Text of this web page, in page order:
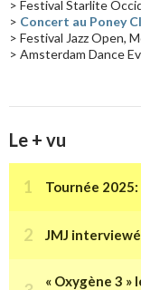
> Festival Starlite
> Concert au Poney
> Festival Jazz Open,
> Amsterdam Dance
Le + vu